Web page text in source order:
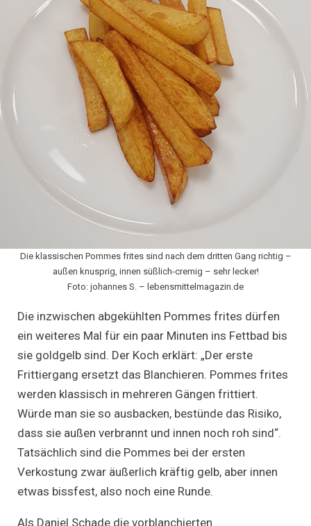
Die klassischen Pommes frites sind nach dem dritten Gang richtig –
außen knusprig, innen süßlich-cremig – sehr lecker!
Foto: johannes S. – lebensmittelmagazin.de
Die inzwischen abgekühlten Pommes frites dürfen
ein weiteres Mal für ein paar Minuten ins Fettbad bis
sie goldgelb sind. Der Koch erklärt: „Der erste
Frittiergang ersetzt das Blanchieren. Pommes frites
werden klassisch in mehreren Gängen frittiert.
Würde man sie so ausbacken, bestünde das Risiko,
dass sie außen verbrannt und innen noch roh sind“.
Tatsächlich sind die Pommes bei der ersten
Verkostung zwar äußerlich kräftig gelb, aber innen
etwas bissfest, also noch eine Runde.
Als Daniel Schade die vorblanchierten